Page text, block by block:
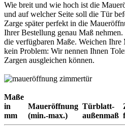
Wie breit und wie hoch ist die
und auf welcher Seite soll die Tür
Zarge später perfekt in die
Ihrer Bestellung genau Maß
die verfügbaren Maße. Weichen Ihre
kein Problem: Wir nennen Ihnen
Zargen ausgleichen können.
Maße
in
mm
Maueröffnung
(min.-max.)
Türblatt-
außenmaß